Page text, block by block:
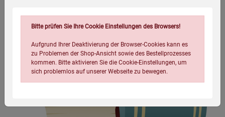
Bitte prüfen Sie Ihre Cookie Einstellungen des Browsers!
Aufgrund Ihrer Deaktivierung der Browser-Cookies kann es
zu Problemen der Shop-Ansicht sowie des Bestellprozesses
kommen. Bitte aktivieren Sie die Cookie-Einstellungen, um
sich problemlos auf unserer Webseite zu bewegen.